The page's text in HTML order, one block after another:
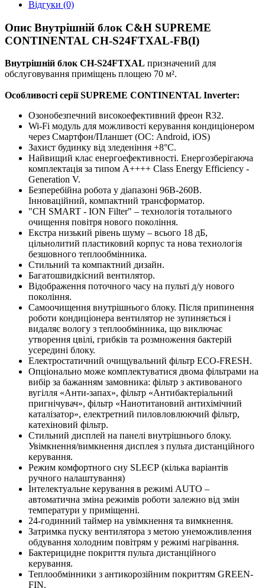
Відгуки (0)
Опис Внутрішній блок C&H SUPREME
CONTINENTAL CH-S24FTXAL-FB(I)
Внутрішній блок CH-S24FTXAL призначений для
обслуговування приміщень площею 70 м².
Особливості серії SUPREME CONTINENTAL Inverter:
Озонобезпечний високоефективний фреон R32.
Wi-Fi модуль для можливості керування кондиціонером
через Смартфон/Планшет (ОС: Android, iOS)
Захист будинку від зледеніння +8°C.
Найвищий клас енергоефективності. Енергозберігаюча
комплектація за типом A++++ Class Energy Efficiency -
Generation V.
Безперебійна робота у діапазоні 96В-260В.
Інноваційний, компактний трансформатор.
"CH SMART - ION Filter" – технологія тотального
очищення повітря нового покоління.
Екстра низький рівень шуму – всього 18 дБ,
цільнолитий пластиковий корпус та нова технологія
безшовного теплообмінника.
Стильний та компактний дизайн.
Багатошвидкісний вентилятор.
Відображення поточного часу на пульті д/у нового
покоління.
Самоочищення внутрішнього блоку. Після припинення
роботи кондиціонера вентилятор не зупиняється і
видаляє вологу з теплообмінника, що виключає
утворення цвілі, грибків та розмноження бактерій
усередині блоку.
Електростатичний очищувальний фільтр ЕСО-FRESH.
Опціонально може комплектуватися двома фільтрами на
вибір за бажанням замовника: фільтр з активованого
вугілля «Анти-запах», фільтр «Антибактеріальний
пригнічувач», фільтр «Нанотитановий антихімічний
каталізатор», електретний пиловловлюючий фільтр,
катехіновий фільтр.
Стильний дисплей на панелі внутрішнього блоку.
Увімкнення/вимкнення дисплея з пульта дистанційного
керування.
Режим комфортного сну SLЕЄР (кілька варіантів
ручного налаштування)
Інтелектуальне керування в режимі AUTO –
автоматична зміна режимів роботи залежно від змін
температури у приміщенні.
24-годинний таймер на увімкнення та вимкнення.
Затримка пуску вентилятора з метою унеможливлення
обдування холодним повітрям у режимі нагрівання.
Бактерицидне покриття пульта дистанційного
керування.
Теплообмінники з антикорозійним покриттям GREEN-
FIN.